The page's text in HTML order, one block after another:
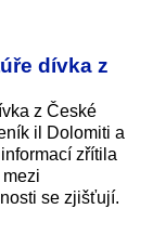
dívka z
z České
il Dolomiti a
zřítila
se zjišťují.